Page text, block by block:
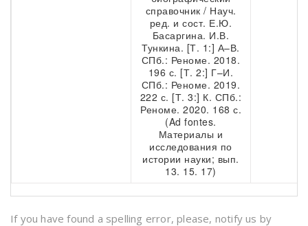
справочник / Науч.
ред. и сост. Е.Ю.
Басаргина. И.В.
Тункина. [Т. 1:] А–В.
СПб.: Реноме. 2018.
196 с. [Т. 2:] Г–И.
СПб.: Реноме. 2019.
222 с. [Т. 3:] К. СПб.:
Реноме. 2020. 168 с.
(Ad fontes.
Материалы и
исследования по
истории науки; вып.
13. 15. 17)
If you have found a spelling error, please, notify us by